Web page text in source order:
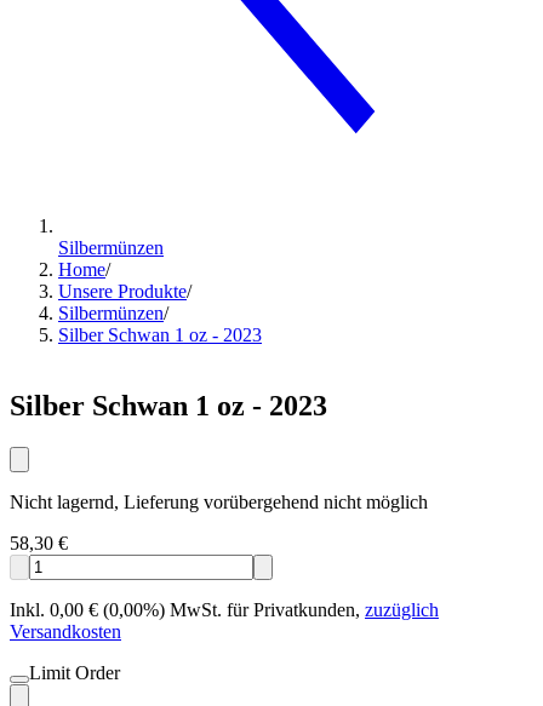
Silbermünzen
Home/
Unsere Produkte/
Silbermünzen/
Silber Schwan 1 oz - 2023
Silber Schwan 1 oz - 2023
Nicht lagernd, Lieferung vorübergehend nicht möglich
58,30 €
Inkl. 0,00 € (0,00%) MwSt. für Privatkunden, zuzüglich
Versandkosten
Limit Order